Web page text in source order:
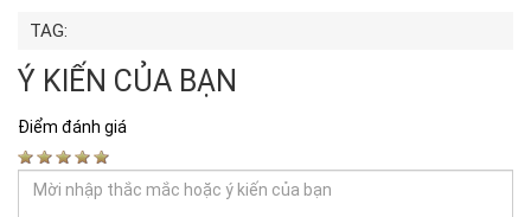
TAG:
Ý KIẾN CỦA BẠN
Điểm đánh giá